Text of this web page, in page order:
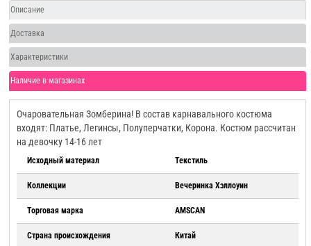
Описание
Доставка
Характеристики
Наличие в магазинах
Очаровательная Зомберина! В состав карнавального костюма
входят: Платье, Легинсы, Полуперчатки, Корона. Костюм рассчитан
на девочку 14-16 лет
Исходный материал Текстиль
Коллекции Вечеринка Хэллоуин
Торговая марка AMSCAN
Страна происхождения Китай